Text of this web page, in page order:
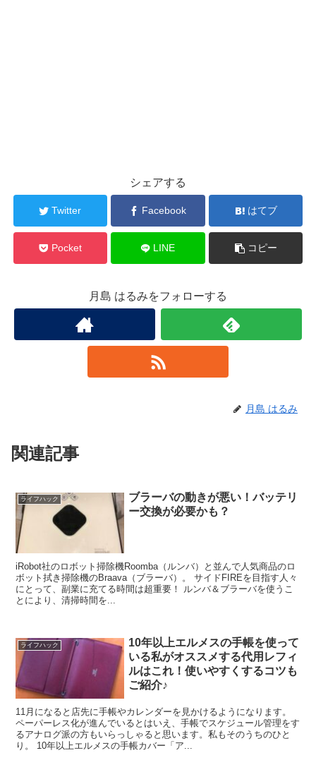
シェアする
Twitter Facebook はてブ
Pocket LINE コピー
月島 はるみをフォローする
月島 はるみ
関連記事
ライフハック
ブラーバの動きが悪い！バッテリ
ー交換が必要かも？
iRobot社のロボット掃除機Roomba（ルンバ）と並んで人気商品のロ
ボット拭き掃除機のBraava（ブラーバ）。 サイドFIREを目指す人々
にとって、副業に充てる時間は超重要！ ルンバ＆ブラーバを使うこ
とにより、清掃時間を...
ライフハック
10年以上エルメスの手帳を使って
いる私がオススメする代用レフィ
ルはこれ！使いやすくするコツも
ご紹介♪
11月になると店先に手帳やカレンダーを見かけるようになります。
ペーパーレス化が進んでいるとはいえ、手帳でスケジュール管理をす
るアナログ派の方もいらっしゃると思います。私もそのうちのひと
り。 10年以上エルメスの手帳カバー「ア...